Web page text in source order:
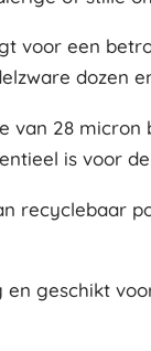
voor een
dozen
van 28
is voor
recyclebaar
en geschikt